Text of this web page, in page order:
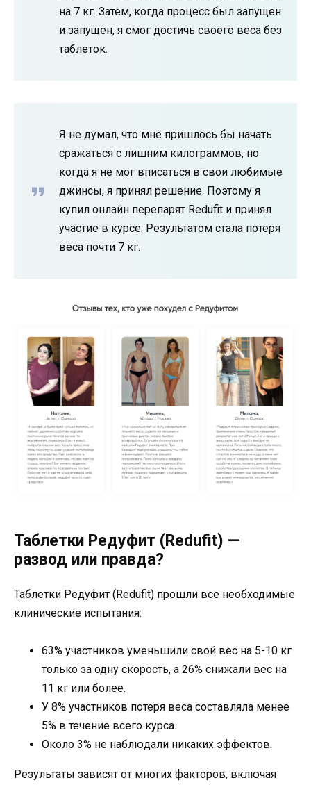
на 7 кг. Затем, когда процесс был запущен
и запущен, я смог достичь своего веса без
таблеток.
Я не думал, что мне пришлось бы начать
сражаться с лишним килограммов, но
когда я не мог вписаться в свои любимые
джинсы, я принял решение. Поэтому я
купил онлайн перепарят Redufit и принял
участие в курсе. Результатом стала потеря
веса почти 7 кг.
Таблетки Редуфит (Redufit) —
развод или правда?
Таблетки Редуфит (Redufit) прошли все необходимые
клинические испытания:
63% участников уменьшили свой вес на 5-10 кг
только за одну скорость, а 26% снижали вес на
11 кг или более.
У 8% участников потеря веса составляла менее
5% в течение всего курса.
Около 3% не наблюдали никаких эффектов.
Результаты зависят от многих факторов, включая